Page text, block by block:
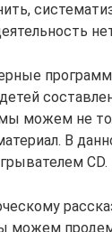
можем не
В
CD.
можем